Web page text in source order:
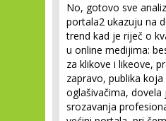
No, gotovo sve
portala2 ukazuju na
trend kad je riječ o
u online medijima:
za klikove i likeove,
zapravo, publika
oglašivačima,
srozavanja